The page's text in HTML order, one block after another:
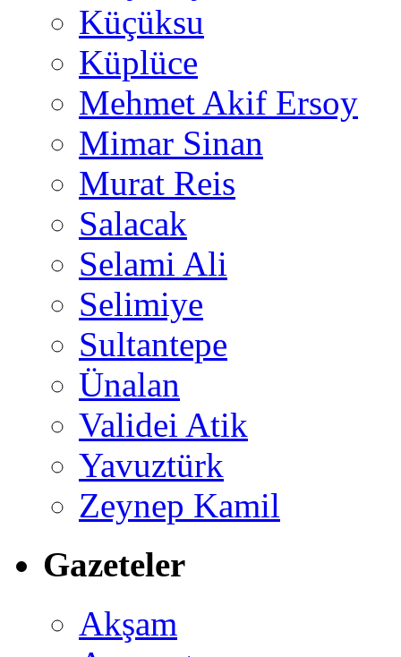
Küçüksu
Küplüce
Mehmet Akif Ersoy
Mimar Sinan
Murat Reis
Salacak
Selami Ali
Selimiye
Sultantepe
Ünalan
Validei Atik
Yavuztürk
Zeynep Kamil
Gazeteler
Akşam